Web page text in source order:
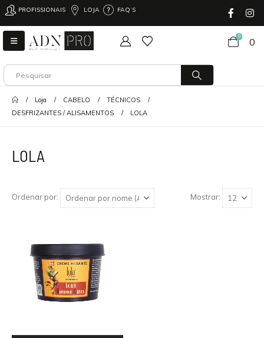
PROFISSIONAIS LOJA FAQ’S
0 0
Loja CABELO
TÉCNICOS
DESFRIZANTES / ALISAMENTOS
LOLA
LOLA
Ordenar por: Mostrar: